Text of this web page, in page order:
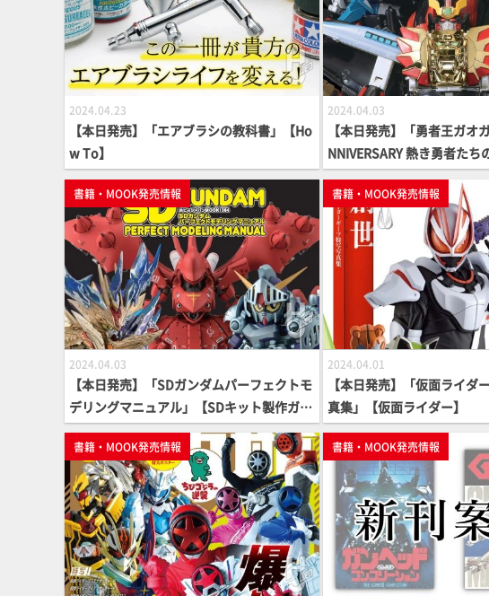
2024.04.23
【本日発売】「エアブラシの教科書」【Ho
w To】
2024.04.03
【本日発売】「勇者王ガオ
NNIVERSARY 熱き勇者たち
【勇者シリーズ】
書籍・MOOK発売情報
2024.04.03
【本日発売】「SDガンダムパーフェクトモ
デリングマニュアル」【SDキット製作ガイ
ド】
書籍・MOOK発売情報
2024.04.01
【本日発売】「仮面ライダ
真集」【仮面ライダー】
書籍・MOOK発売情報 書籍・MOOK発売情報